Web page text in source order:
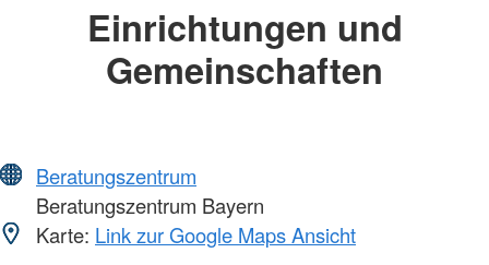
Einrichtungen und
Gemeinschaften
Beratungszentrum
Beratungszentrum Bayern
Karte: Link zur Google Maps Ansicht